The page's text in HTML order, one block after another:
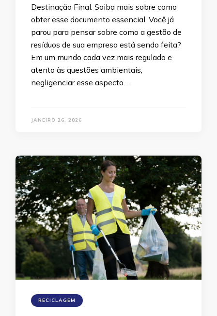
Destinação Final. Saiba mais sobre como
obter esse documento essencial. Você já
parou para pensar sobre como a gestão de
resíduos de sua empresa está sendo feita?
Em um mundo cada vez mais regulado e
atento às questões ambientais,
negligenciar esse aspecto …
JANEIRO 26, 2026
RECICLAGEM